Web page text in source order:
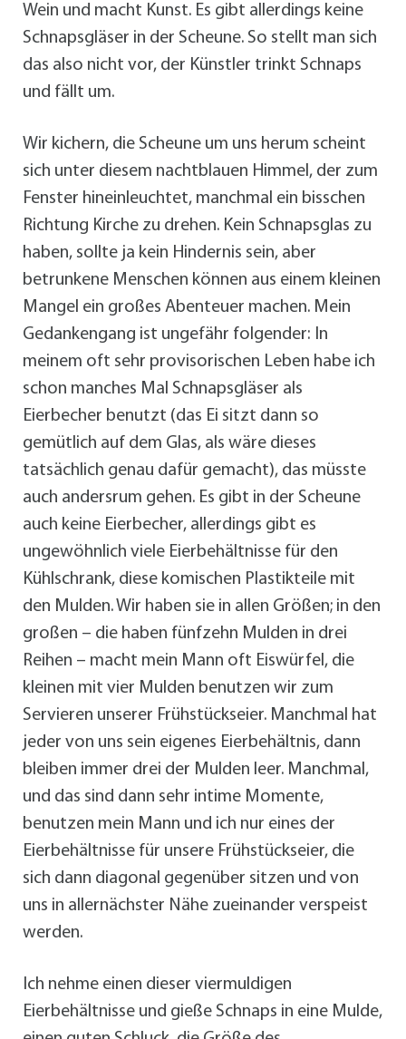
Wein und macht Kunst. Es gibt allerdings keine
Schnapsgläser in der Scheune. So stellt man sich
das also nicht vor, der Künstler trinkt Schnaps
und fällt um.
Wir kichern, die Scheune um uns herum scheint
sich unter diesem nachtblauen Himmel, der zum
Fenster hineinleuchtet, manchmal ein bisschen
Richtung Kirche zu drehen. Kein Schnapsglas zu
haben, sollte ja kein Hindernis sein, aber
betrunkene Menschen können aus einem kleinen
Mangel ein großes Abenteuer machen. Mein
Gedankengang ist ungefähr folgender: In
meinem oft sehr provisorischen Leben habe ich
schon manches Mal Schnapsgläser als
Eierbecher benutzt (das Ei sitzt dann so
gemütlich auf dem Glas, als wäre dieses
tatsächlich genau dafür gemacht), das müsste
auch andersrum gehen. Es gibt in der Scheune
auch keine Eierbecher, allerdings gibt es
ungewöhnlich viele Eierbehältnisse für den
Kühlschrank, diese komischen Plastikteile mit
den Mulden. Wir haben sie in allen Größen; in den
großen – die haben fünfzehn Mulden in drei
Reihen – macht mein Mann oft Eiswürfel, die
kleinen mit vier Mulden benutzen wir zum
Servieren unserer Frühstückseier. Manchmal hat
jeder von uns sein eigenes Eierbehältnis, dann
bleiben immer drei der Mulden leer. Manchmal,
und das sind dann sehr intime Momente,
benutzen mein Mann und ich nur eines der
Eierbehältnisse für unsere Frühstückseier, die
sich dann diagonal gegenüber sitzen und von
uns in allernächster Nähe zueinander verspeist
werden.
Ich nehme einen dieser viermuldigen
Eierbehältnisse und gieße Schnaps in eine Mulde,